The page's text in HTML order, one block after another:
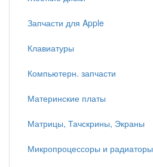
Запчасти для Apple
Клавиатуры
Компьютерн. запчасти
Материнские платы
Матрицы, Тачскрины, Экраны
Микропроцессоры и радиаторы